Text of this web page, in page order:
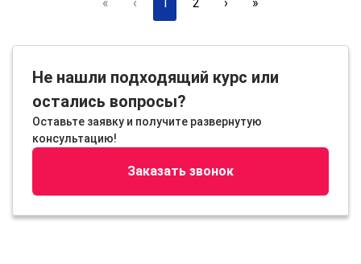
Не нашли подходящий курс или
остались вопросы?
Оставьте заявку и получите развернутую
консультацию!
Заказать звонок